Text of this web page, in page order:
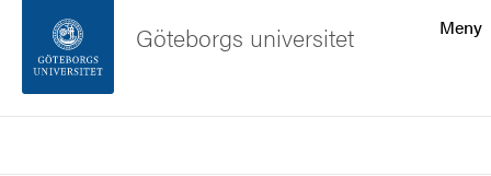
Sidfoten
Meny
Göteborgs universitet